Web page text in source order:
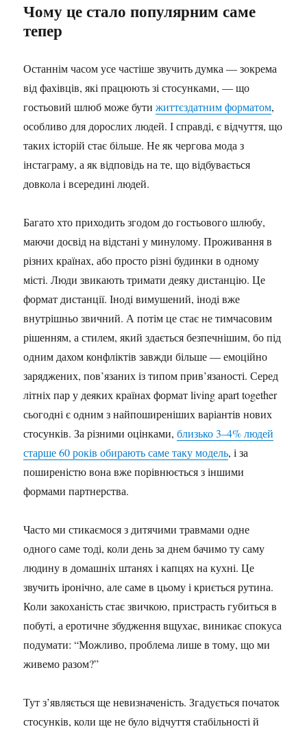
Чому це стало популярним саме
тепер
Останнім часом усе частіше звучить думка — зокрема
від фахівців, які працюють зі стосунками, — що
гостьовий шлюб може бутижиттєздатним форматом,
особливо для дорослих людей. І справді, є відчуття, що
таких історій стає більше. Не як чергова мода з
інстаграму, а як відповідь на те, що відбувається
довкола і всередині людей.
Багато хто приходить згодом до гостьового шлюбу,
маючи досвід на відстані у минулому. Проживання в
різних країнах, або просто різні будинки в одному
місті. Люди звикають тримати деяку дистанцію. Це
формат дистанції. Іноді вимушений, іноді вже
внутрішньо звичний. А потім це стає не тимчасовим
рішенням, а стилем, який здається безпечнішим, бо під
одним дахом конфліктів завжди більше — емоційно
заряджених, пов’язаних із типом прив’язаності. Серед
літніх пар у деяких країнах формат living apart together
сьогодні є одним з найпоширеніших варіантів нових
стосунків. За різними оцінками,близько 3–4% людей
старше 60 років обирають саме таку модель, і за
поширеністю вона вже порівнюється з іншими
формами партнерства.
Часто ми стикаємося з дитячими травмами одне
одного саме тоді, коли день за днем бачимо ту саму
людину в домашніх штанях і капцях на кухні. Це
звучить іронічно, але саме в цьому і криється рутина.
Коли закоханість стає звичкою, пристрасть губиться в
побуті, а еротичне збудження вщухає, виникає спокуса
подумати: “Можливо, проблема лише в тому, що ми
живемо разом?”
Тут з’являється ще невизначеність. Згадується початок
стосунків, коли ще не було відчуття стабільності й